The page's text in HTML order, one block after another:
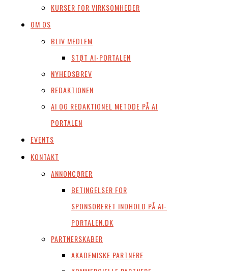
KURSER FOR VIRKSOMHEDER
OM OS
BLIV MEDLEM
STØT AI-PORTALEN
NYHEDSBREV
REDAKTIONEN
AI OG REDAKTIONEL METODE PÅ AI
PORTALEN
EVENTS
KONTAKT
ANNONCØRER
BETINGELSER FOR
SPONSORERET INDHOLD PÅ AI-
PORTALEN.DK
PARTNERSKABER
AKADEMISKE PARTNERE